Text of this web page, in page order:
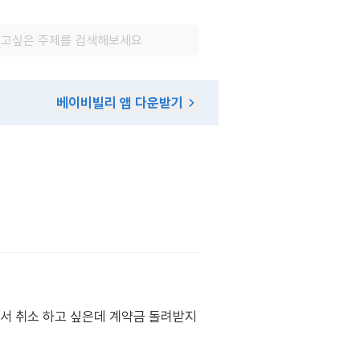
베이비빌리 앱 다운받기
취소 하고 싶은데 계약금 돌려받지